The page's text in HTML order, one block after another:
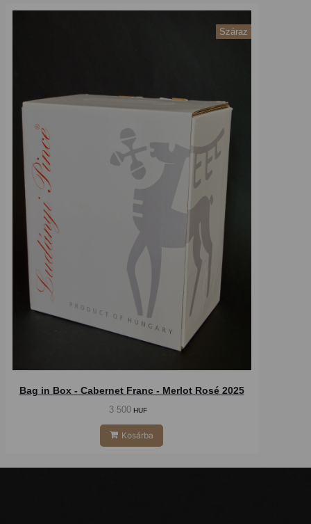
Száraz
Bag in Box - Cabernet Franc - Merlot Rosé 2025
3 500 HUF
Kosárba